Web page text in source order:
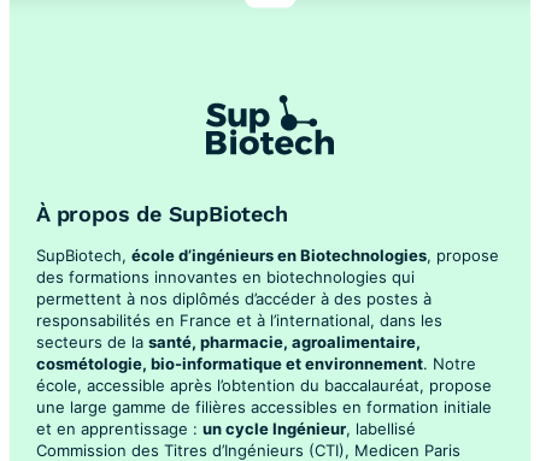
À propos de SupBiotech
SupBiotech, école d’ingénieurs en Biotechnologies, propose
des formations innovantes en biotechnologies qui
permettent à nos diplômés d’accéder à des postes à
responsabilités en France et à l’international, dans les
secteurs de la santé, pharmacie, agroalimentaire,
cosmétologie, bio-informatique et environnement. Notre
école, accessible après l’obtention du baccalauréat, propose
une large gamme de filières accessibles en formation initiale
et en apprentissage : un cycle Ingénieur, labellisé
Commission des Titres d’Ingénieurs (CTI), Medicen Paris